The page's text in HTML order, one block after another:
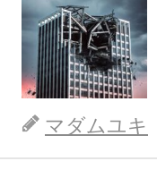
マダムユキ